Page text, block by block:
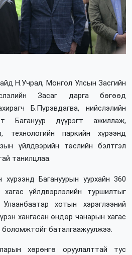
Н.Учрал, Монгол Улсын Засгийн
Засаг дарга бөгөөд
Б.Пүрэвдагва, нийслэлийн
Багануур дүүрэгт ажиллаж,
технологийн паркийн хүрээнд
үйлдвэрийн төслийн бэлтгэл
танилцлаа.
Багануурын уурхайн 360
үйлдвэрлэлийн туршилтыг
хотын хэрэглээний
хангасан өндөр чанарын хагас
баталгаажуулжээ.
хөрөнгө оруулалттай тус